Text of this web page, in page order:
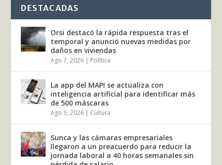
DESTACADAS
Orsi destacó la rápida respuesta tras el
temporal y anunció nuevas medidas por
daños en viviendas
Ago 7, 2026 | Política
La app del MAPI se actualiza con
inteligencia artificial para identificar más
de 500 máscaras
Ago 5, 2026 | Cultura
Sunca y las cámaras empresariales
llegaron a un preacuerdo para reducir la
jornada laboral a 40 horas semanales sin